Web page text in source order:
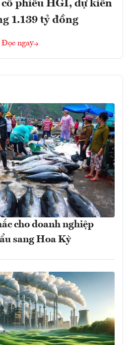
phiếu HGI, dự kiến
1.139 tỷ đồng
Đọc ngay
cho doanh nghiệp
sang Hoa Kỳ